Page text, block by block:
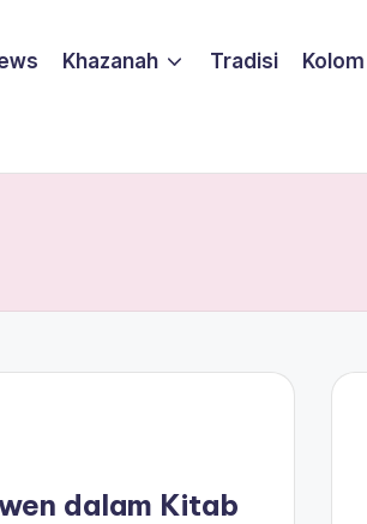
Khazanah Tradisi Kolom
dalam Kitab